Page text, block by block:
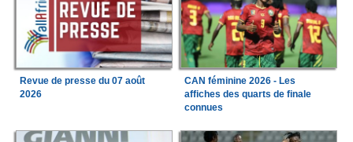
Revue de presse du 07 août
2026
CAN féminine 2026 - Les
affiches des quarts de finale
connues